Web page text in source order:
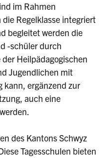
im Rahmen
die Regelklasse integriert
begleitet werden die
-schüler durch
Heilpädagogischen
Jugendlichen mit
kann, ergänzend zur
auch eine
des Kantons Schwyz
Tagesschulen bieten